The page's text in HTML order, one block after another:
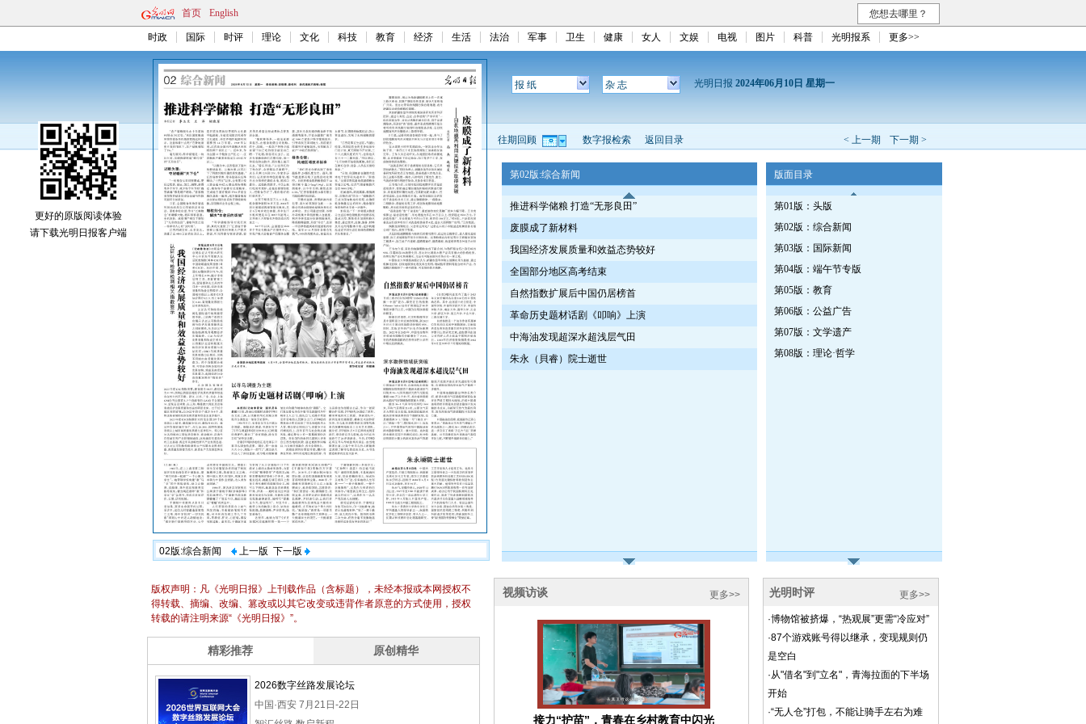
首页 English 您想去哪里？
时政 国际 时评 理论 文化 科技 教育 经济 生活 法治 军事 卫生 健康 女人 文娱 电视 图片 科普 光明报系 更多>>
02版:综合新闻 上一版 下一版
报 纸 杂 志 光明日报 2024年06月10日 星期一
< 上一期 下一期 >
往期回顾 数字报检索 返回目录
第02版:综合新闻
推进科学储粮 打造“无形良田”
废膜成了新材料
我国经济发展质量和效益态势较好
全国部分地区高考结束
自然指数扩展后中国仍居榜首
革命历史题材话剧《叩响》上演
中海油发现超深水超浅层气田
朱永（貝睿）院士逝世
版面目录
第01版：头版
第02版：综合新闻
第03版：国际新闻
第04版：端午节专版
第05版：教育
第06版：公益广告
第07版：文学遗产
第08版：理论·哲学
更好的原版阅读体验
请下载光明日报客户端